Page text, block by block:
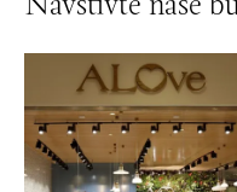
Navštivte naše